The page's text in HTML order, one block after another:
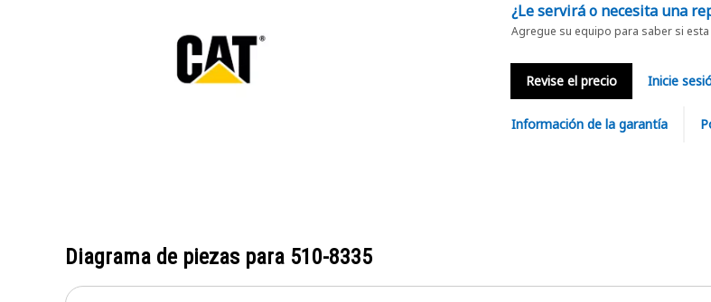
¿Le servirá o necesita una
Agregue su equipo para saber si
Revise el precio Inicie
Información de la garantía
Diagrama de piezas para 510-8335